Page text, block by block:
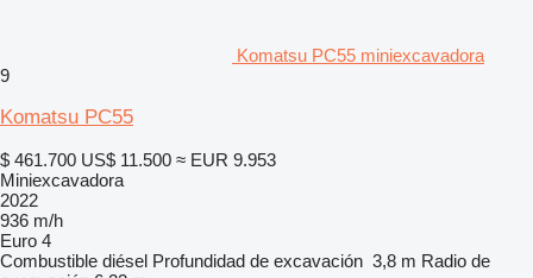
Komatsu PC55 miniexcavadora
9
Komatsu PC55
$ 461.700 US$ 11.500 ≈ EUR 9.953
Miniexcavadora
2022
936 m/h
Euro 4
Combustible diésel Profundidad de excavación 3,8 m Radio de